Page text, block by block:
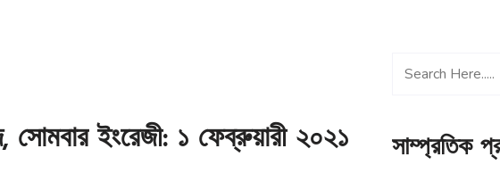
সোমবার ইংরেজী: ১ ফেব্রুয়ারী ২০২১ সাম্প্রতিক